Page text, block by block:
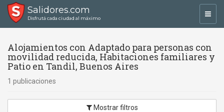
Salidores.com
Disfrutá cada ciudad al máximo
Alojamientos con Adaptado para personas con
movilidad reducida, Habitaciones familiares y
Patio en Tandil, Buenos Aires
1 publicaciones
Mostrar filtros